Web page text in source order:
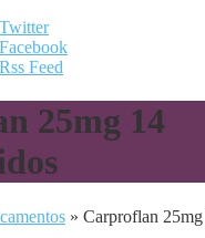
Feed
25mg 14
» Carproflan